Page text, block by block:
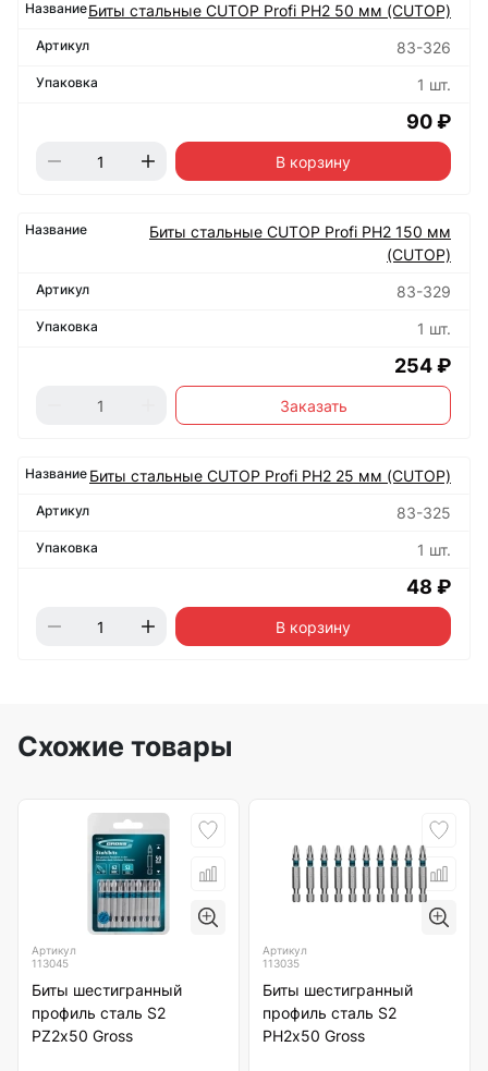
Биты стальные CUTOP Profi PH2 50 мм (CUTOP)
83-326
1 шт.
90 ₽
В корзину
Биты стальные CUTOP Profi PH2 150 мм
(CUTOP)
83-329
1 шт.
254 ₽
Заказать
Биты стальные CUTOP Profi PH2 25 мм (CUTOP)
83-325
1 шт.
48 ₽
В корзину
Схожие товары
Артикул
113045
Биты шестигранный
профиль сталь S2
PZ2х50 Gross
Артикул
113035
Биты шестигранный
профиль сталь S2
PH2х50 Gross